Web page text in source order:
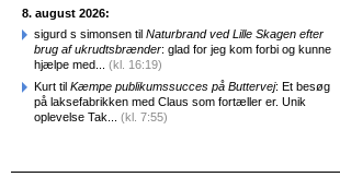
8. august 2026:
sigurd s simonsen til Naturbrand ved Lille Skagen efter
brug af ukrudtsbrænder: glad for jeg kom forbi og kunne
hjælpe med... (kl. 16:19)
Kurt til Kæmpe publikumssucces på Buttervej: Et besøg
på laksefabrikken med Claus som fortæller er. Unik
oplevelse Tak... (kl. 7:55)